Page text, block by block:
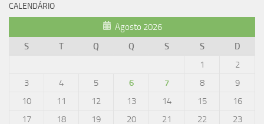
CALENDÁRIO
Agosto 2026
S
T Q Q S S
D
1
2
3
4 5 6 7 8
9
10
11 12 13 14 15
16
17
18 19 20 21 22
23